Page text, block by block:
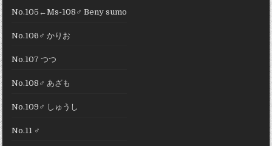
No.105←Ms-108♂ Beny sumo
No.106♂ かりお
No.107 つつ
No.108♂ あざも
No.109♂ しゅうし
No.11 ♂